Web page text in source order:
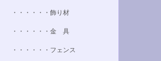
・・・・・・飾り材
・・・・・・金 具
・・・・・・フェンス